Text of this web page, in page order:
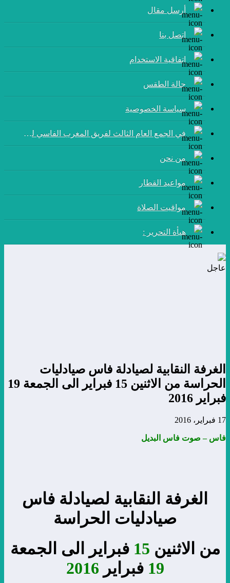
أرسل مقال
إتصل بنا
اتفاقية الاستخدام
حالة الطقس
سياسة الخصوصية
في الجمع العام الثالث لفريق المغرب الفاسي لكرة القدم:
من نحن
مواعيد القطار
مواقيت الصلاة
هيأة التحرير :
عاجل
الغرفة النقابية لصيادلة فاس صيادليات
الحراسة من الاثنين 15 فبراير الى الجمعة 19
فبراير 2016
17 فبراير، 2016
فاس – صوت فاس البديل
الغرفة النقابية لصيادلة فاس
صيادليات الحراسة
من الاثنين 15 فبراير الى الجمعة
19 فبراير 2016